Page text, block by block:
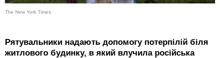
The New York Times
Рятувальники надають допомогу потерпілій біля
житлового будинку, в який влучила російська